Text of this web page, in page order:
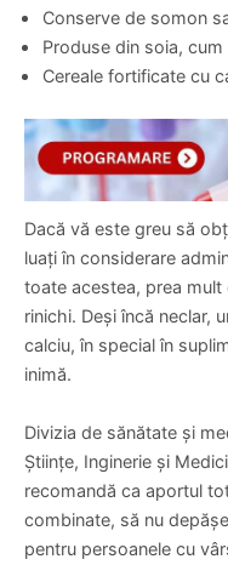
Conserve de somon
Produse din soia,
Cereale fortificate cu
Dacă vă este greu să
luați în considerare
toate acestea, prea
rinichi. Deși încă neclar,
calciu, în special în
inimă.
Divizia de sănătate și
Științe, Inginerie și
recomandă ca aportul
combinate, să nu
pentru persoanele cu